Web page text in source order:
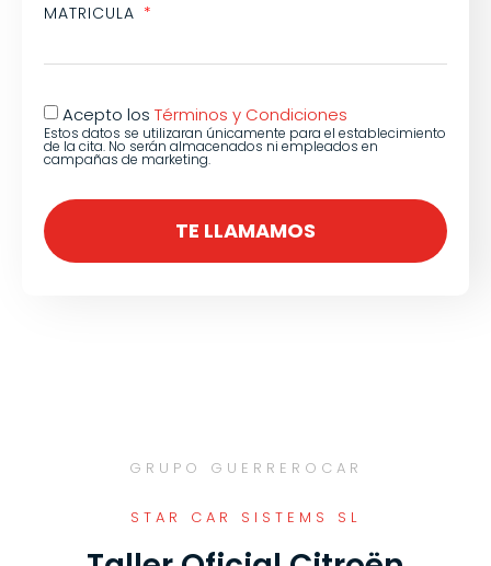
MATRICULA
Acepto los Términos y Condiciones
Estos datos se utilizaran únicamente para el establecimiento
de la cita. No serán almacenados ni empleados en
campañas de marketing.
TE LLAMAMOS
GRUPO GUERREROCAR
STAR CAR SISTEMS SL